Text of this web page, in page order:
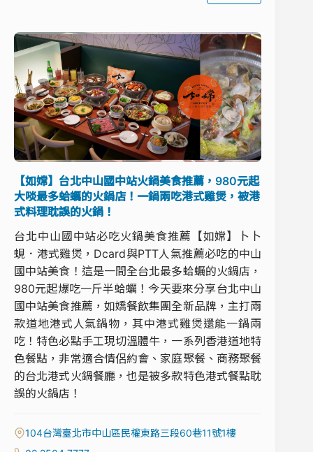
【如嫦】台北中山國中站火鍋美食推薦，980元起
大啖最多蛤蠣的火鍋店！一鍋兩吃港式雞煲，被港
式料理耽誤的火鍋！
台北中山國中站必吃火鍋美食推薦【如嫦】卜卜
蜆．港式雞煲，Dcard與PTT人氣推薦必吃的中山
國中站美食！這是一間全台北最多蛤蠣的火鍋店，
980元起爆吃一斤半蛤蠣！今天要來分享台北中山
國中站美食推薦，如嬌餐飲集團全新品牌，主打兩
款道地港式人氣鍋物，其中港式雞煲還能一鍋兩
吃！特色必點手工現切溫體牛，一系列香港道地特
色餐點，非常適合情侶約會、家庭聚餐、商務聚餐
的台北港式火鍋餐廳，也是被多款特色港式餐點耽
誤的火鍋店！
104台灣臺北市中山區民權東路三段60巷11號1樓